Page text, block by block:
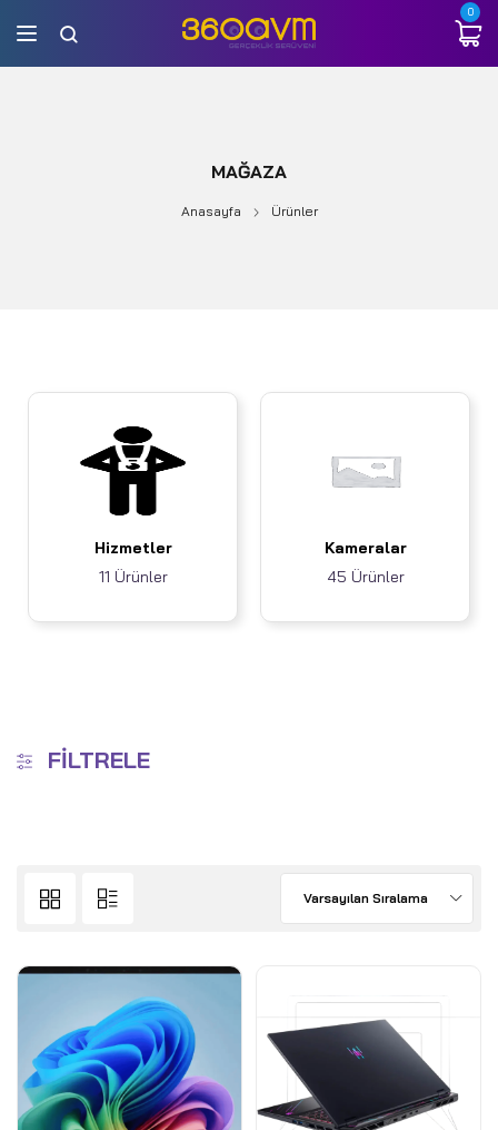
0
MAĞAZA
Anasayfa Ürünler
Hizmetler
11 Ürünler
Kameralar
45 Ürünler
FILTRELE
Varsayılan Sıralama